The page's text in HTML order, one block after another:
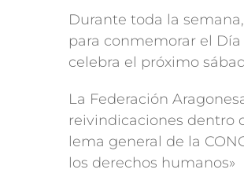
Durante toda la
para conmemorar el
celebra el próximo
La Federación
reivindicaciones dentro
lema general de la
los derechos humanos»